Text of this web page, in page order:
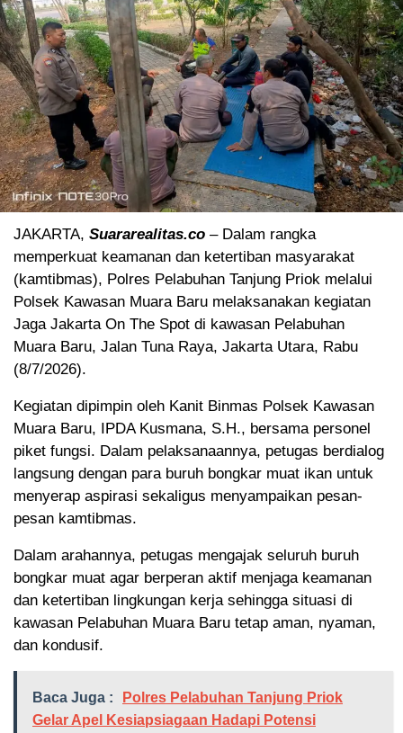
JAKARTA, Suararealitas.co – Dalam rangka
memperkuat keamanan dan ketertiban masyarakat
(kamtibmas), Polres Pelabuhan Tanjung Priok melalui
Polsek Kawasan Muara Baru melaksanakan kegiatan
Jaga Jakarta On The Spot di kawasan Pelabuhan
Muara Baru, Jalan Tuna Raya, Jakarta Utara, Rabu
(8/7/2026).
Kegiatan dipimpin oleh Kanit Binmas Polsek Kawasan
Muara Baru, IPDA Kusmana, S.H., bersama personel
piket fungsi. Dalam pelaksanaannya, petugas berdialog
langsung dengan para buruh bongkar muat ikan untuk
menyerap aspirasi sekaligus menyampaikan pesan-
pesan kamtibmas.
Dalam arahannya, petugas mengajak seluruh buruh
bongkar muat agar berperan aktif menjaga keamanan
dan ketertiban lingkungan kerja sehingga situasi di
kawasan Pelabuhan Muara Baru tetap aman, nyaman,
dan kondusif.
Baca Juga :
Polres Pelabuhan Tanjung Priok
Gelar Apel Kesiapsiagaan Hadapi Potensi